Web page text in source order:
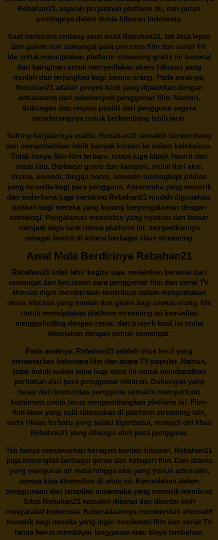
Rebahan21, sejarah perjalanan platform ini, dan peran
pentingnya dalam dunia hiburan Indonesia.
Saat berbicara tentang awal mula Rebahan21, tak bisa lepas
dari gairah dan semangat para pencinta film dan serial TV.
Ide untuk menciptakan platform streaming gratis ini berawal
dari keinginan untuk menyediakan akses hiburan yang
mudah dan terjangkau bagi semua orang. Pada awalnya,
Rebahan21 adalah proyek kecil yang dijalankan dengan
antusiasme dari sekelompok penggemar film. Namun,
dukungan dan respon positif dari pengguna segera
mendorongnya untuk berkembang lebih jauh.
Seiring berjalannya waktu, Rebahan21 semakin berkembang
dan menambahkan lebih banyak konten ke dalam koleksinya.
Tidak hanya film-film terbaru, tetapi juga klasik favorit dari
masa lalu. Berbagai genre dan kategori, mulai dari aksi,
drama, komedi, hingga horor, semakin melengkapi pilihan
yang tersedia bagi para pengguna. Antarmuka yang menarik
dan sederhana juga membuatRebahan21mudah digunakan,
bahkan bagi mereka yang kurang berpengalaman dengan
teknologi. Pengalaman menonton yang nyaman dan lancar
menjadi daya tarik utama platform ini, menjadikannya
sebagai favorit di antara berbagai situs streaming.
Awal Mula Berdirinya Rebahan21
Rebahan21 tidak lahir begitu saja, melainkan berawal dari
semangat dan kecintaan para penggemar film dan serial TV.
Mereka ingin memberikan kontribusi dalam menyediakan
akses hiburan yang mudah dan gratis bagi semua orang. Ide
untuk menciptakan platform streaming ini kemudian
menggelinding dengan cepat, dan proyek kecil ini mulai
dikerjakan dengan penuh semangat.
Pada awalnya, Rebahan21 adalah situs kecil yang
menawarkan beberapa film dan acara TV populer. Namun,
tidak butuh waktu lama bagi situs ini untuk mendapatkan
perhatian dari para penggemar hiburan. Dukungan yang
besar dari komunitas pengguna semakin memperkuat
komitmen untuk terus mengembangkan platform ini. Film-
film lama yang sulit ditemukan di platform streaming lain,
serta rilisan terbaru yang selalu diperbarui, menjadi ciri khas
Rebahan21 yang dihargai oleh para pengguna.
Tak hanya menawarkan beragam konten hiburan, Rebahan21
juga merangkul berbagai genre dan kategori film. Dari drama
yang menguras air mata hingga aksi yang penuh adrenalin,
semua bisa ditemukan di situs ini. Kemudahan dalam
penggunaan dan tampilan antarmuka yang menarik membuat
Situs Rebahan21semakin dikenal dan dicintai oleh
masyarakat Indonesia. Keberadaannya memberikan alternatif
menarik bagi mereka yang ingin menikmati film dan serial TV
tanpa harus membayar langganan atau biaya tambahan.